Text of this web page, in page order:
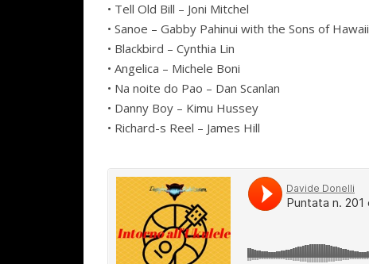
• Tell Old Bill – Joni Mitchel
• Sanoe – Gabby Pahinui with the Sons of Hawaii
• Blackbird – Cynthia Lin
• Angelica – Michele Boni
• Na noite do Pao – Dan Scanlan
• Danny Boy – Kimu Hussey
• Richard-s Reel – James Hill